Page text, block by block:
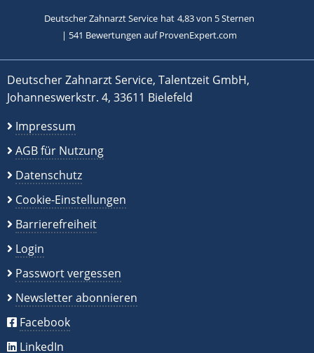
Deutscher Zahnarzt Service hat 4,83von 5Sternen
| 541 Bewertungen auf ProvenExpert.com
Deutscher Zahnarzt Service, Talentzeit GmbH,
Johanneswerkstr. 4, 33611 Bielefeld
Impressum
AGB für Nutzung
Datenschutz
Cookie-Einstellungen
Barrierefreiheit
Login
Passwort vergessen
Newsletter abonnieren
Facebook
LinkedIn